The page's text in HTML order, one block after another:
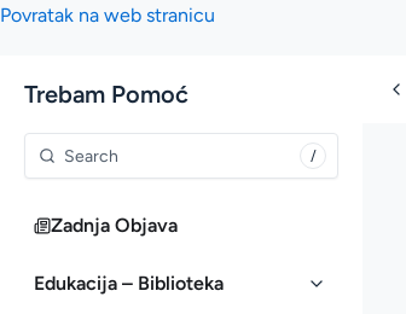
Povratak na web stranicu
Trebam Pomoć
/
Zadnja Objava
Edukacija – Biblioteka